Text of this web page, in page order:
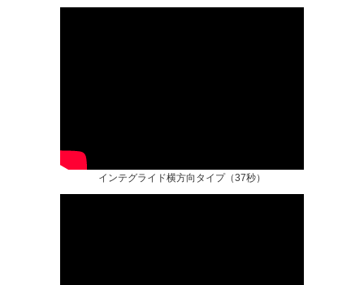
インテグライド横方向タイプ（37秒）